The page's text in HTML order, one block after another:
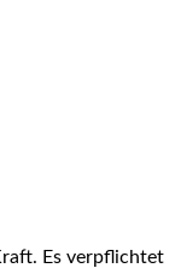
Es verpflichtet